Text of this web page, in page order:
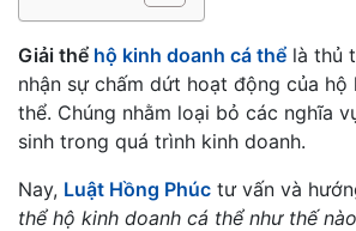
Giải thể hộ kinh doanh cá thể là thủ
nhận sự chấm dứt hoạt động của hộ
thể. Chúng nhằm loại bỏ các nghĩa
sinh trong quá trình kinh doanh.
Nay, Luật Hồng Phúc tư vấn và
thể hộ kinh doanh cá thể như thế nào